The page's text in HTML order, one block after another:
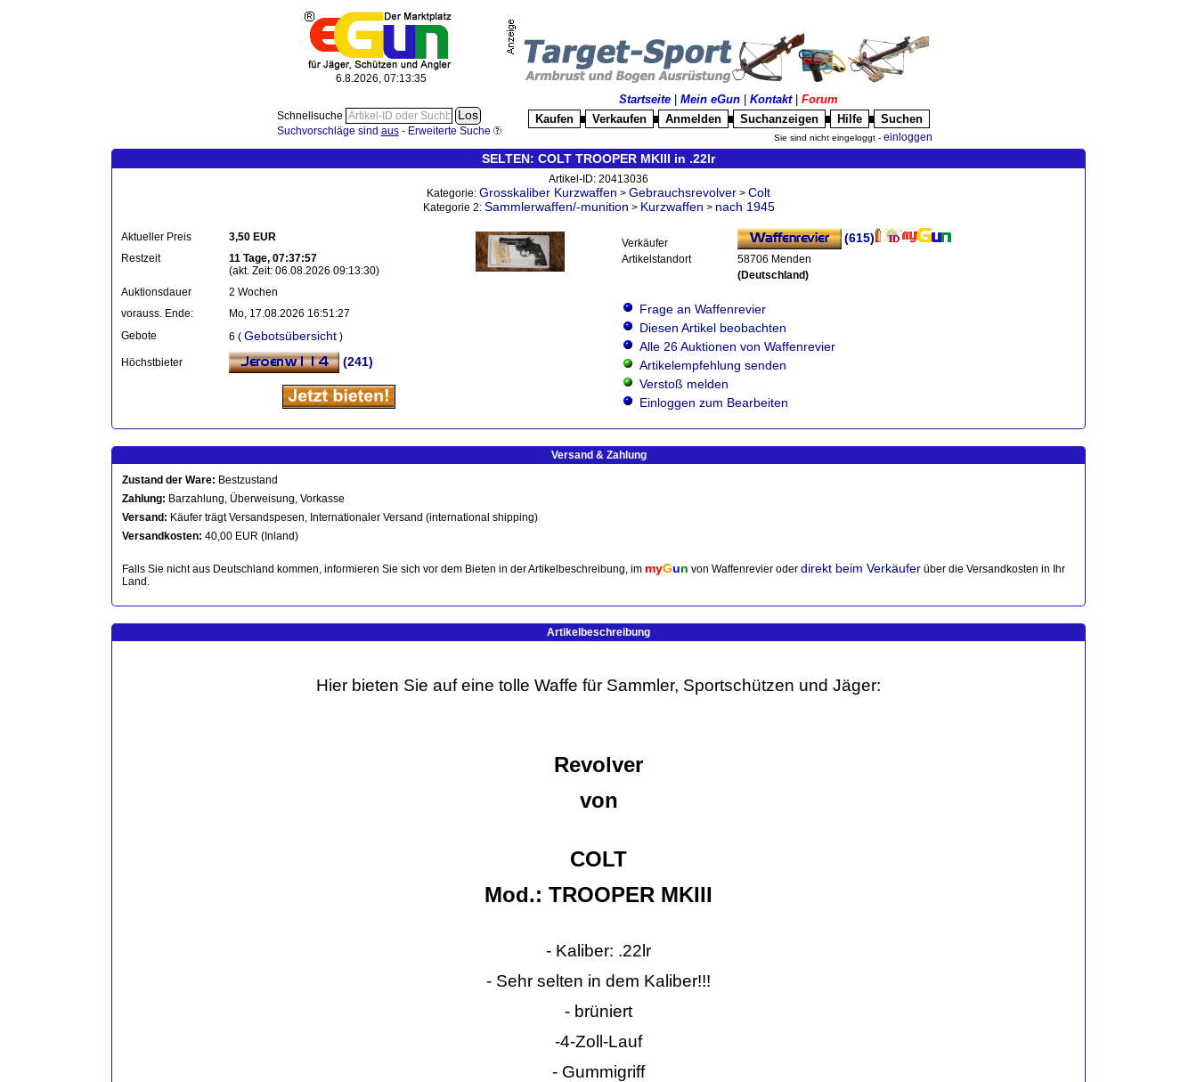
6.8.2026, 07:13:37
Schnellsuche
Suchvorschläge sind aus- Erweiterte Suche
Startseite Mein eGun Kontakt| Forum
Kaufen
Verkaufen Anmelden Suchanzeigen Hilfe Suchen
Sie sind nicht eingeloggt - einloggen
SELTEN: COLT TROOPER MKIII in .22lr
Artikel-ID: 20413036
Kategorie: Grosskaliber Kurzwaffen > Gebrauchsrevolver > Colt
Kategorie 2: Sammlerwaffen/-munition > Kurzwaffen > nach 1945
Aktueller Preis
3,50 EUR
Restzeit
11 Tage, 07:37:57
(akt. Zeit: 06.08.2026 09:13:30)
Auktionsdauer
2 Wochen
vorauss. Ende:
Mo, 17.08.2026 16:51:27
Gebote
6 ( Gebotsübersicht )
Höchstbieter (241)
Verkäufer (615)
Artikelstandort
58706 Menden
(Deutschland)
Frage an Waffenrevier
Diesen Artikel beobachten
Alle 26 Auktionen von Waffenrevier
Artikelempfehlung senden
Verstoß melden
Einloggen zum Bearbeiten
Versand & Zahlung
Zustand der Ware: Bestzustand
Zahlung: Barzahlung, Überweisung, Vorkasse
Versand: Käufer trägt Versandspesen, Internationaler Versand (international shipping)
Versandkosten: 40,00 EUR (Inland)
Falls Sie nicht aus Deutschland kommen, informieren Sie sich vor dem Bieten in der Artikelbeschreibung, im myGun von Waffenrevier oder direkt beim Verkäufer über die Versandkosten in Ihr
Land.
Artikelbeschreibung
Hier bieten Sie auf eine tolle Waffe für Sammler, Sportschützen und Jäger:
Revolver
von
COLT
Mod.: TROOPER MKIII
- Kaliber: .22lr
- Sehr selten in dem Kaliber!!!
- brüniert
-4-Zoll-Lauf
- Gummigriff